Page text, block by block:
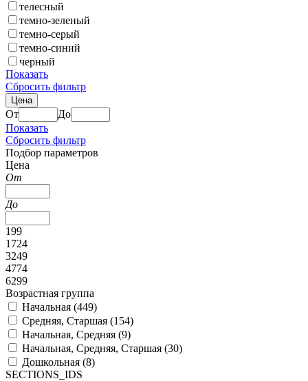
телесный
темно-зеленый
темно-серый
темно-синий
черный
Показать
Сбросить фильтр
Цена
От
До
Показать
Сбросить фильтр
Подбор параметров
Цена
От
До
199
1724
3249
4774
6299
Возрастная группа
Начальная (449)
Средняя, Старшая (154)
Начальная, Средняя (9)
Начальная, Средняя, Старшая (30)
Дошкольная (8)
SECTIONS_IDS